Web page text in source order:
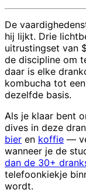
De
hij lijkt. Drie
uitrustingset van
de discipline om
daar is elke
kombucha tot
dezelfde basis.
Als je klaar bent
dives in deze
bier en koffie —
wanneer je de
dan de 30+
telefoonkiekje
wordt.